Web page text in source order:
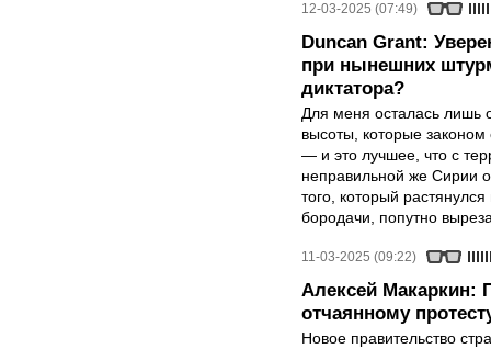
12-03-2025 (07:49)
Duncan Grant:
при нынешних
диктатора?
Для меня осталась лишь
высоты, которые
— и это лучшее, что с
неправильной же Сирии
того, который
бородачи, попутно
11-03-2025 (09:22)
Алексей Макаркин:
отчаянному
Новое правительство